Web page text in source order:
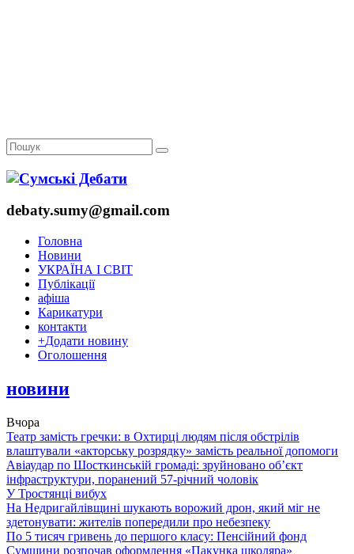
debaty.sumy@gmail.com
Головна
Новини
УКРАЇНА І СВІТ
Публікації
афіша
Карикатури
контакти
+Додати новину
Оголошення
новини
Вчора
Театр замість гречки: в Охтирці людям після обстрілів
влаштували «акторську розрядку» замість реальної допомоги
Авіаудар по Шосткинській громаді: зруйновано об’єкт
інфраструктури, поранений 57-річний чоловік
У Тростянці вибух
На Недригайлівщині шукають ворожий дрон, який міг не
здетонувати: жителів попередили про небезпеку
По 5 тисяч гривень до першого класу: Пенсійний фонд
Сумщини розпочав оформлення «Пакунка школяра»